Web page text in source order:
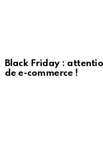
Black Friday :
de e-commerce !